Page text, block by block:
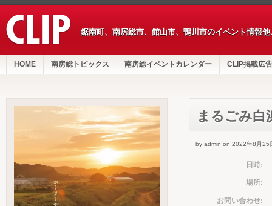
鋸南町、南房総市、館山市、鴨川市のイベント情報
HOME 南房総トピックス 南房総イベントカレンダー CLIP掲載広告
まるごみ白
by admin on 2022年8月25
日時:
場所:
お問い合わせ: